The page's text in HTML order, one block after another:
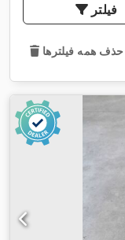
فیلتر
حذف همه فیلترها